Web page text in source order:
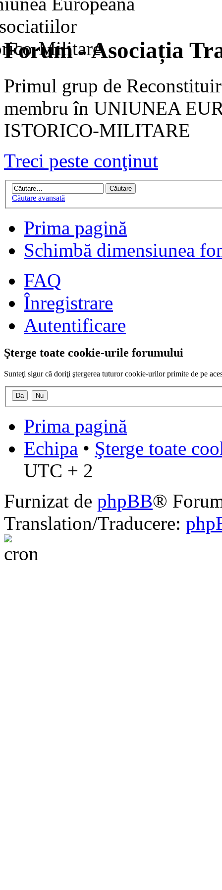
Forum - Asociația
Primul grup de
membru în UNIUNEA
ISTORICO-MILITARE
Treci peste conţinut
Căutare avansată
Prima pagină
Schimbă dimensiunea
FAQ
Înregistrare
Autentificare
Şterge toate cookie-urile forumului
Sunteţi sigur că doriţi ştergerea tuturor cookie-urilor primite de pe
Prima pagină
Echipa • Şterge toate
UTC + 2
Furnizat de phpBB®
Translation/Traducere: